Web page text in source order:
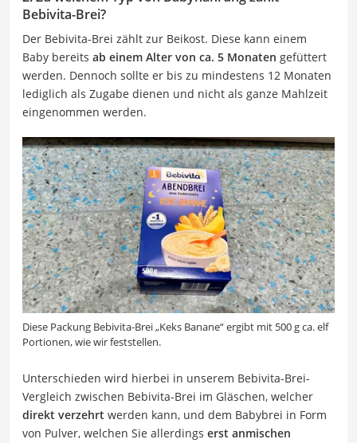
Bebivita-Brei?
Der Bebivita-Brei zählt zur Beikost. Diese kann einem
Baby bereits ab einem Alter von ca. 5 Monaten gefüttert
werden. Dennoch sollte er bis zu mindestens 12 Monaten
lediglich als Zugabe dienen und nicht als ganze Mahlzeit
eingenommen werden.
Diese Packung Bebivita-Brei „Keks Banane“ ergibt mit 500 g ca. elf
Portionen, wie wir feststellen.
Unterschieden wird hierbei in unserem Bebivita-Brei-
Vergleich zwischen Bebivita-Brei im Gläschen, welcher
direkt verzehrt werden kann, und dem Babybrei in Form
von Pulver, welchen Sie allerdings erst anmischen